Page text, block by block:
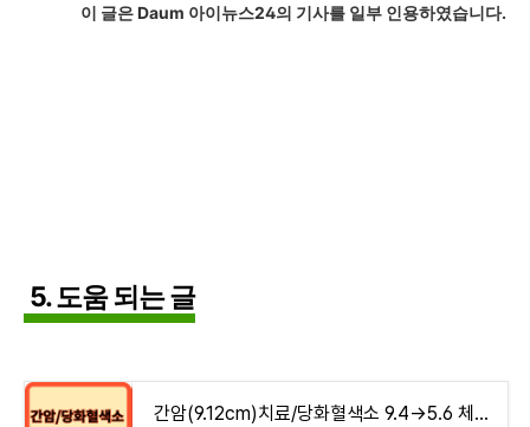
이 글은 Daum 아이뉴스24의 기사를 일부 인용하였습니다.
5. 도움 되는 글
간암(9.12cm)치료/당화혈색소 9.4→5.6 체험기 모음집 - money-health